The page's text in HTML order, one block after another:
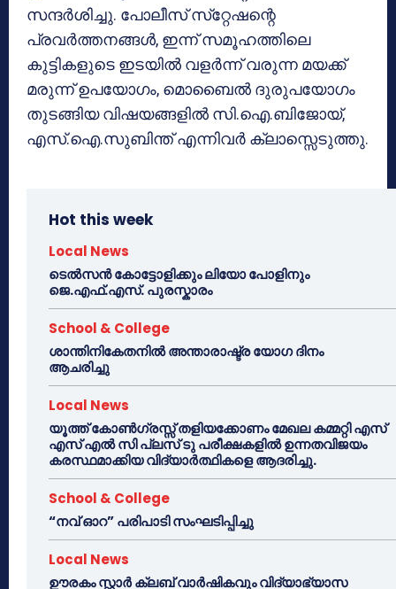
സന്ദര്‍ശിച്ചു. പോലീസ് സ്‌റ്റേഷന്റെ
പ്രവര്‍ത്തനങ്ങള്‍, ഇന്ന് സമൂഹത്തിലെ
കുട്ടികളുടെ ഇടയില്‍ വളര്‍ന്ന് വരുന്ന മയക്ക്
മരുന്ന് ഉപയോഗം, മൊബൈല്‍ ദുരുപയോഗം
തുടങ്ങിയ വിഷയങ്ങളില്‍ സി.ഐ.ബിജോയ്,
എസ്.ഐ.സുബിന്ത് എന്നിവര്‍ ക്ലാസ്സെടുത്തു.
Hot this week
Local News
ടെൽസൻ കോട്ടോളിക്കും ലിയോ പോളിനും
ജെ.എഫ്.എസ്. പുരസ്കാരം
School & College
ശാന്തിനികേതനിൽ അന്താരാഷ്ട്ര യോഗ ദിനം
ആചരിച്ചു
Local News
യൂത്ത് കോൺഗ്രസ്സ് തളിയക്കോണം മേഖല കമ്മറ്റി എസ്
എസ് എൽ സി പ്ലസ് ടു പരീക്ഷകളിൽ ഉന്നതവിജയം
കരസ്ഥമാക്കിയ വിദ്യാർത്ഥികളെ ആദരിച്ചു.
School & College
“നവ് ഓറ” പരിപാടി സംഘടിപ്പിച്ചു
Local News
ഊരകം സ്റ്റാർ ക്ലബ് വാർഷികവും വിദ്യാഭ്യാസ